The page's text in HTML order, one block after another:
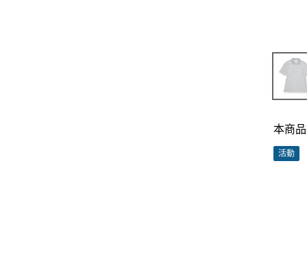
本商
活動